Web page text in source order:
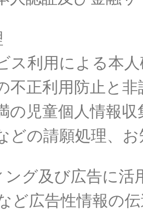
ス利用 による本
不正利用防止と非
の児童個人情報
どの請願処理、
ング及 び広告に活
ど広告性情報の